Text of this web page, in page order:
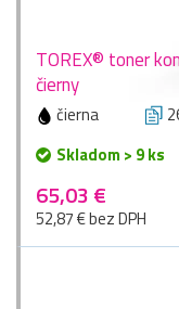
TOREX® toner
čierny
čierna
Skladom > 9 ks
65,03 €
52,87 € bez DPH